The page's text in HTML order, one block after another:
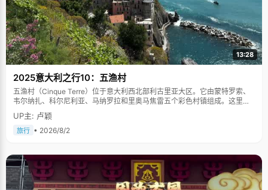
13:28
2025意大利之行10：五渔村
五渔村（Cinque Terre）位于意大利西北部利古里亚大区。它由蒙特罗索、
韦尔纳扎、科尔尼利亚、马纳罗拉和里奥马焦雷五个彩色村镇组成。这里依
山傍海，房屋色彩斑斓，1997年被列为世界文化遗产。
UP主: 卢颖
旅行 • 2026/8/2